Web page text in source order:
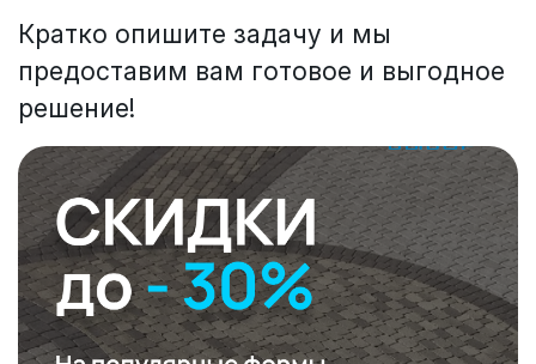
Кратко опишите задачу и мы
предоставим вам готовое и выгодное
решение!